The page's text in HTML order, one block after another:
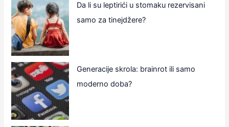
Da li su leptirići u stomaku rezervisani
samo za tinejdžere?
Generacije skrola: brainrot ili samo
moderno doba?